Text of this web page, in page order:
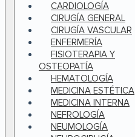
CARDIOLOGÍA
CIRUGÍA GENERAL
CIRUGÍA VASCULAR
ENFERMERÍA
FISIOTERAPIA Y
OSTEOPATÍA
HEMATOLOGÍA
MEDICINA ESTÉTICA
MEDICINA INTERNA
NEFROLOGÍA
NEUMOLOGÍA